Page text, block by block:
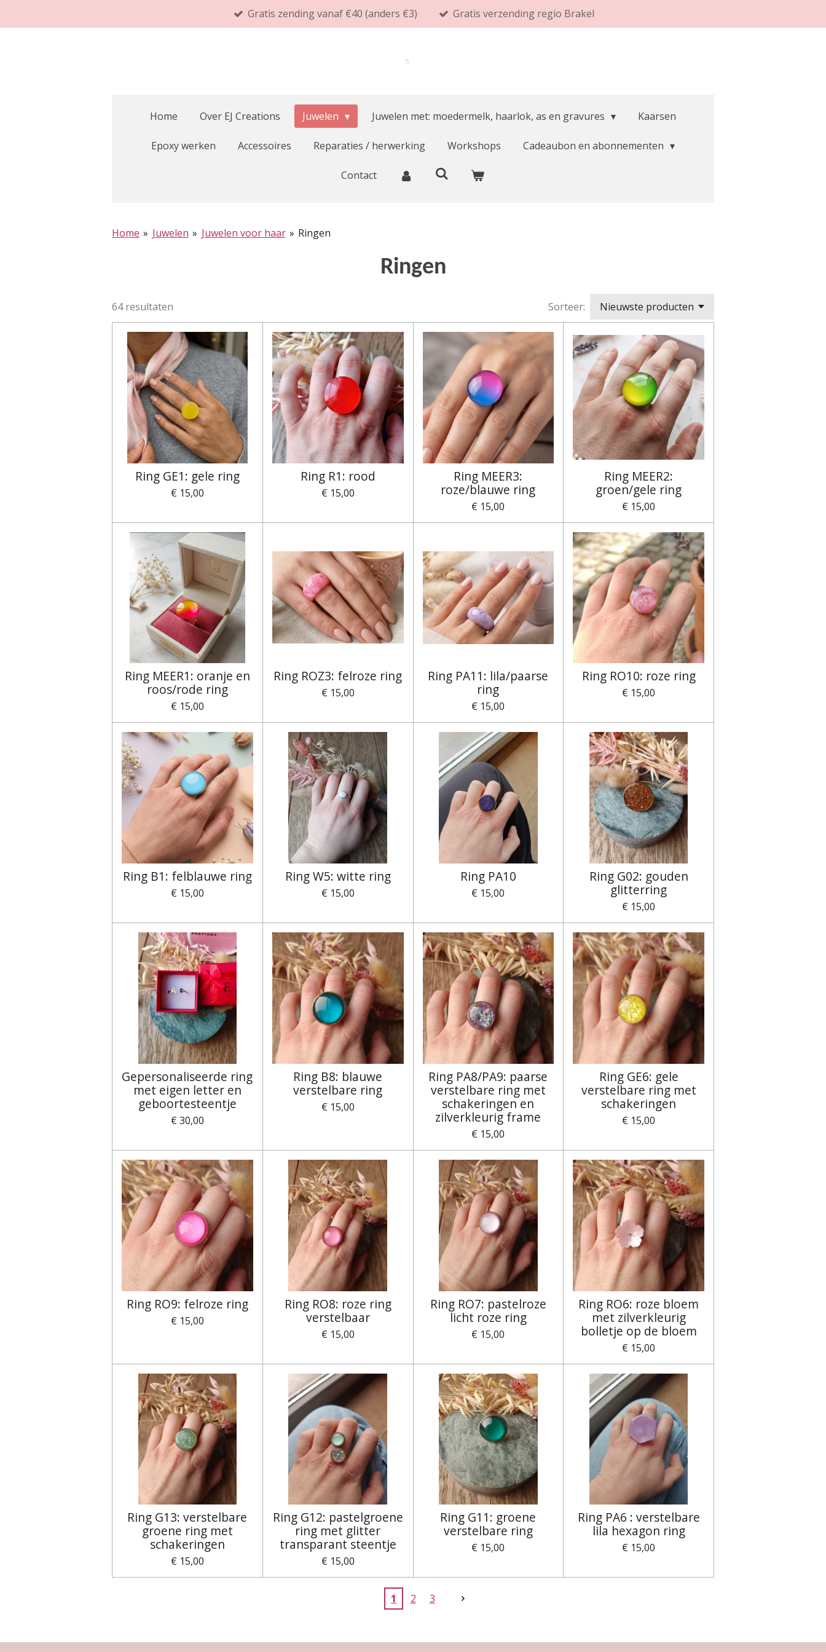
direct
Gratis zending vanaf €40 (anders €3) Gratis verzending regio Brakel
Home Over EJ Creations Juwelen Juwelen met: moedermelk, haarlok, as en gravures Kaarsen
Epoxy werken Accessoires Reparaties / herwerking Workshops Cadeaubon en abonnementen
Contact
Home » Juwelen » Juwelen voor haar » Ringen
Ringen
64 resultaten Sorteer:
Ring GE1: gele ring
€ 15,00
Ring R1: rood
€ 15,00
Ring MEER3:
roze/blauwe ring
€ 15,00
Ring MEER2:
groen/gele ring
€ 15,00
Ring MEER1: oranje en
roos/rode ring
€ 15,00
Ring ROZ3: felroze ring
€ 15,00
Ring PA11: lila/paarse
ring
€ 15,00
Ring RO10: roze ring
€ 15,00
Ring B1: felblauwe ring
€ 15,00
Ring W5: witte ring
€ 15,00
Ring PA10
€ 15,00
Ring G02: gouden
glitterring
€ 15,00
Gepersonaliseerde ring
met eigen letter en
geboortesteentje
€ 30,00
Ring B8: blauwe
verstelbare ring
€ 15,00
Ring PA8/PA9: paarse
verstelbare ring met
schakeringen en
zilverkleurig frame
€ 15,00
Ring GE6: gele
verstelbare ring met
schakeringen
€ 15,00
Ring RO9: felroze ring
€ 15,00
Ring RO8: roze ring
verstelbaar
€ 15,00
Ring RO7: pastelroze
licht roze ring
€ 15,00
Ring RO6: roze bloem
met zilverkleurig
bolletje op de bloem
€ 15,00
Ring G13: verstelbare
groene ring met
schakeringen
€ 15,00
Ring G12: pastelgroene
ring met glitter
transparant steentje
€ 15,00
Ring G11: groene
verstelbare ring
€ 15,00
Ring PA6 : verstelbare
lila hexagon ring
€ 15,00
1 2 3